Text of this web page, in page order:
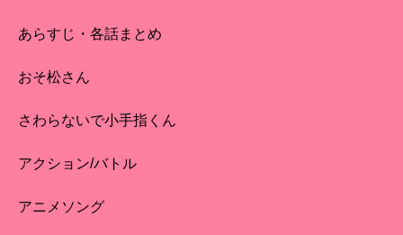
あらすじ・各話まとめ
おそ松さん
さわらないで小手指くん
アクション/バトル
アニメソング